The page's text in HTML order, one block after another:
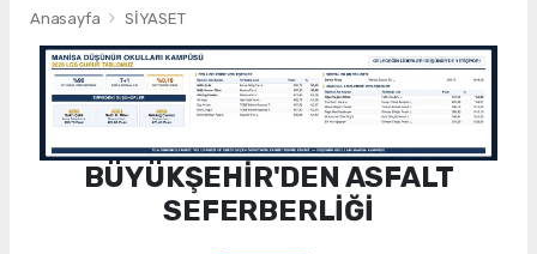
Anasayfa SİYASET
BÜYÜKŞEHİR'DEN ASFALT
SEFERBERLİĞİ